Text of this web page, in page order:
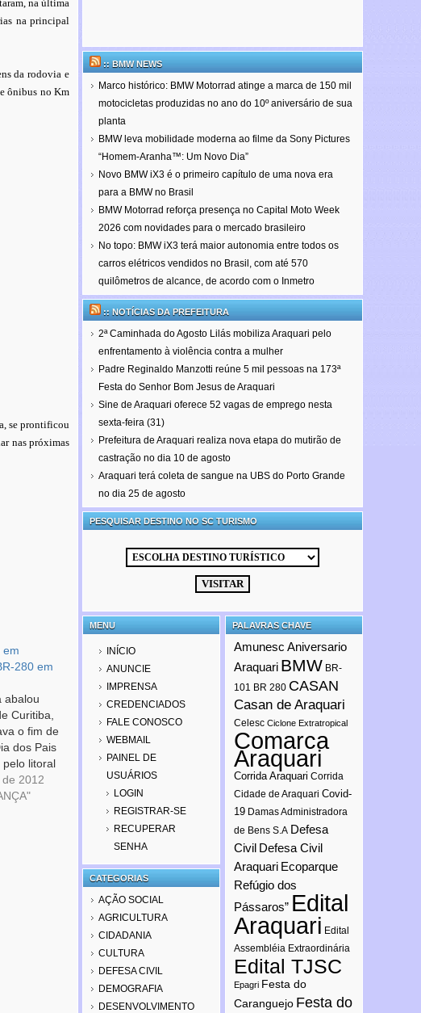
na última
na principal
da rodovia e
ônibus no Km
se prontificou
nas próximas
em
280 em
abalou
Curitiba,
o fim de
dos Pais
pelo litoral
2012
:: BMW NEWS
Marco histórico: BMW Motorrad atinge a marca de 150 mil
motocicletas produzidas no ano do 10º aniversário de sua
planta
BMW leva mobilidade moderna ao filme da Sony Pictures
“Homem-Aranha™: Um Novo Dia”
Novo BMW iX3 é o primeiro capítulo de uma nova era
para a BMW no Brasil
BMW Motorrad reforça presença no Capital Moto Week
2026 com novidades para o mercado brasileiro
No topo: BMW iX3 terá maior autonomia entre todos os
carros elétricos vendidos no Brasil, com até 570
quilômetros de alcance, de acordo com o Inmetro
:: NOTÍCIAS DA PREFEITURA
2ª Caminhada do Agosto Lilás mobiliza Araquari pelo
enfrentamento à violência contra a mulher
Padre Reginaldo Manzotti reúne 5 mil pessoas na 173ª
Festa do Senhor Bom Jesus de Araquari
Sine de Araquari oferece 52 vagas de emprego nesta
sexta-feira (31)
Prefeitura de Araquari realiza nova etapa do mutirão de
castração no dia 10 de agosto
Araquari terá coleta de sangue na UBS do Porto Grande
no dia 25 de agosto
PESQUISAR DESTINO NO SC TURISMO
MENU
INÍCIO
ANUNCIE
IMPRENSA
CREDENCIADOS
FALE CONOSCO
WEBMAIL
PAINEL DE
USUÁRIOS
LOGIN
REGISTRAR-SE
RECUPERAR
SENHA
CATEGORIAS
AÇÃO SOCIAL
AGRICULTURA
CIDADANIA
CULTURA
DEFESA CIVIL
DEMOGRAFIA
DESENVOLVIMENTO
PALAVRAS CHAVE
Amunesc Aniversario
Araquari BMW BR-
101 BR 280 CASAN
Casan de Araquari
Celesc Ciclone Extratropical
Comarca
Araquari
Corrida Araquari Corrida
Cidade de Araquari Covid-
19 Damas Administradora
de Bens S.A Defesa
Civil Defesa Civil
Araquari Ecoparque
Refúgio dos
Pássaros” Edital
Araquari Edital
Assembléia Extraordinária
Edital TJSC
Epagri Festa do
Caranguejo Festa do